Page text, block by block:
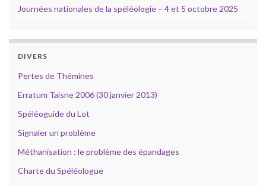
Journées nationales de la spéléologie – 4 et 5 octobre 2025
DIVERS
Pertes de Thémines
Erratum Taisne 2006 (30 janvier 2013)
Spéléoguide du Lot
Signaler un problème
Méthanisation : le problème des épandages
Charte du Spéléologue